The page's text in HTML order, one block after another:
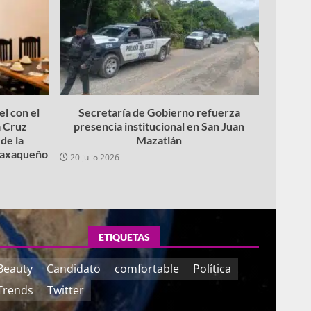
con el
Cruz
la
Secretaría de Gobierno refuerza
presencia institucional en San Juan
Mazatlán
20 julio 2026
ETIQUETAS
Candidato comfortable
Política
Twitter